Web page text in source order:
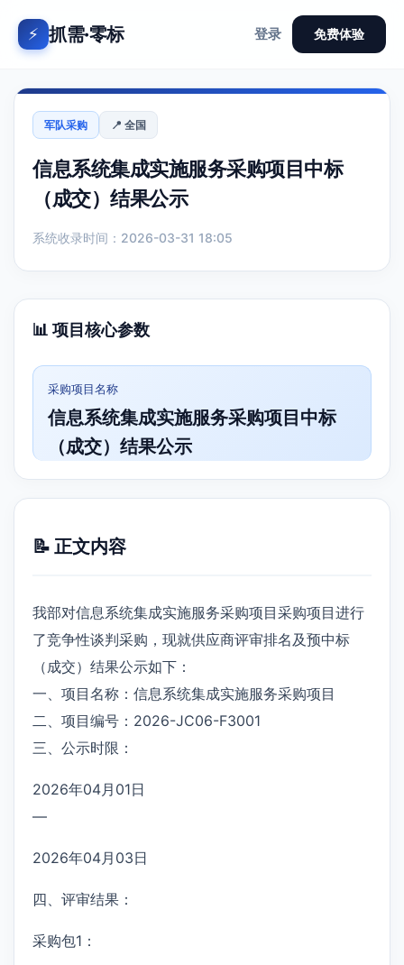
⚡ 抓需·零标 登录 免费体验
军队采购 📍 全国
信息系统集成实施服务采购项目中标
（成交）结果公示
系统收录时间：2026-03-31 18:05
📊 项目核心参数
采购项目名称
信息系统集成实施服务采购项目中标
（成交）结果公示
📝 正文内容
我部对信息系统集成实施服务采购项目采购项目进行
了竞争性谈判采购，现就供应商评审排名及预中标
（成交）结果公示如下：
一、项目名称：信息系统集成实施服务采购项目
二、项目编号：2026-JC06-F3001
三、公示时限：
2026年04月01日
—
2026年04月03日
四、评审结果：
采购包1：